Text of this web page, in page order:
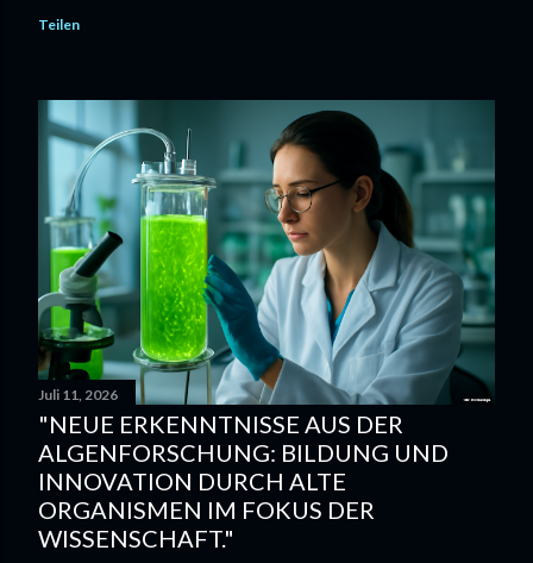
Teilen
Juli 11, 2026
"NEUE ERKENNTNISSE AUS DER
ALGENFORSCHUNG: BILDUNG UND
INNOVATION DURCH ALTE
ORGANISMEN IM FOKUS DER
WISSENSCHAFT."